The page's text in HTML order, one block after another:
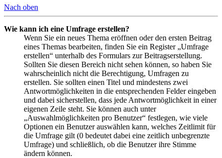
Nach oben
Wie kann ich eine Umfrage erstellen?
Wenn Sie ein neues Thema eröffnen oder den ersten Beitrag
eines Themas bearbeiten, finden Sie ein Register „Umfrage
erstellen“ unterhalb des Formulars zur Beitragserstellung.
Sollten Sie diesen Bereich nicht sehen können, so haben Sie
wahrscheinlich nicht die Berechtigung, Umfragen zu
erstellen. Sie sollten einen Titel und mindestens zwei
Antwortmöglichkeiten in die entsprechenden Felder eingeben
und dabei sicherstellen, dass jede Antwortmöglichkeit in einer
eigenen Zeile steht. Sie können auch unter
„Auswahlmöglichkeiten pro Benutzer“ festlegen, wie viele
Optionen ein Benutzer auswählen kann, welches Zeitlimit für
die Umfrage gilt (0 bedeutet dabei eine zeitlich unbegrenzte
Umfrage) und schließlich, ob die Benutzer ihre Stimme
ändern können.